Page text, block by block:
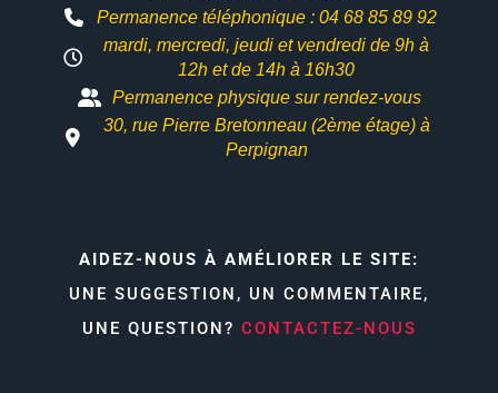
Permanence téléphonique : 04 68 85 89 92
mardi, mercredi, jeudi et vendredi de 9h à
12h etde 14h à 16h30
Permanence physique sur rendez-vous
30, rue Pierre Bretonneau (2ème étage) à
Perpignan
AIDEZ-NOUS À AMÉLIORER LE SITE:
UNE SUGGESTION, UN COMMENTAIRE,
UNE QUESTION? CONTACTEZ-NOUS